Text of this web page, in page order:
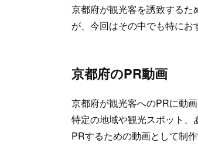
京都府が観光客を誘致する
が、今回はその中でも特にお
京都府のPR動画
京都府が観光客へのPRに動
特定の地域や観光スポット
PRするための動画として制